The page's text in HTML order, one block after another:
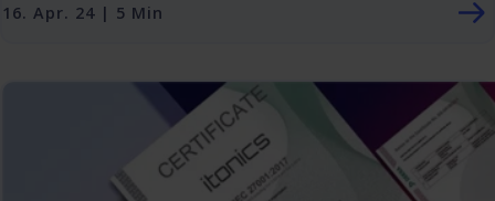
16. Apr. 24 | 5 Min